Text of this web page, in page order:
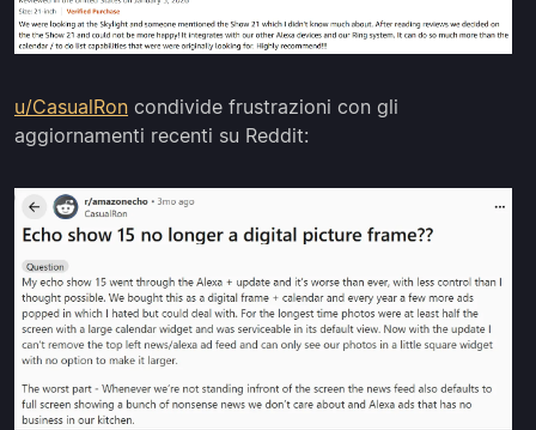
u/CasualRon condivide frustrazioni con gli
aggiornamenti recenti su Reddit: